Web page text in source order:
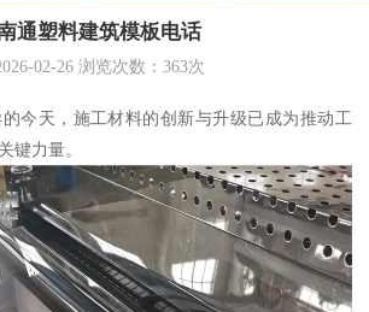
通塑料建筑模板电话
02-26浏览次数： 363次
今天，施工材料的创新与升级已成为推动工
键力量。